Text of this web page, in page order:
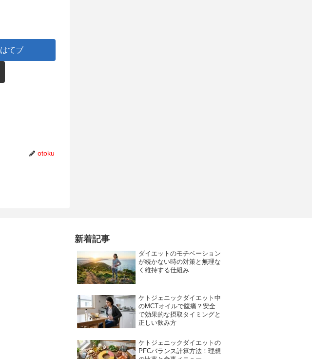
はてブ
otoku
新着記事
ダイエットのモチベーション
が続かない時の対策と無理な
く維持する仕組み
ケトジェニックダイエット中
のMCTオイルで腹痛？安全
で効果的な摂取タイミングと
正しい飲み方
ケトジェニックダイエットの
PFCバランス計算方法！理想